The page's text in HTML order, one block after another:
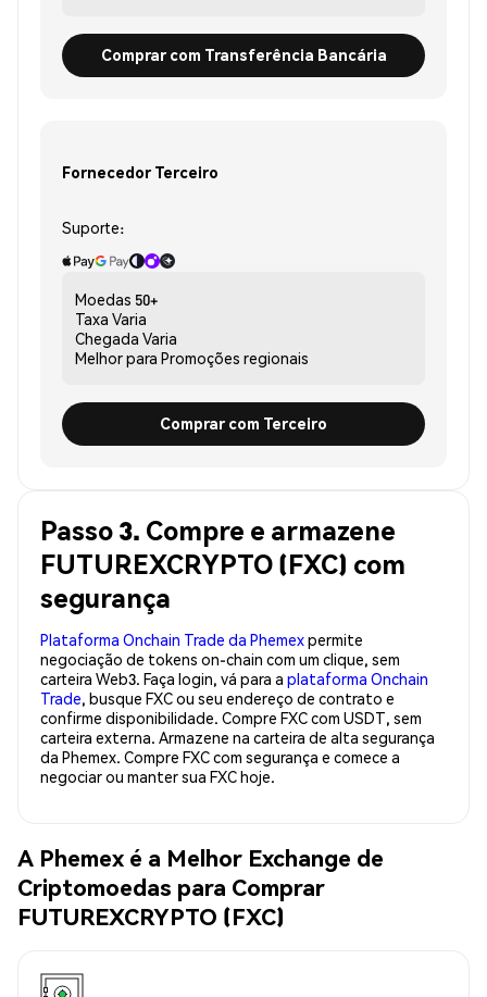
Comprar com Transferência Bancária
Fornecedor Terceiro
Suporte:
Moedas 50+
Taxa Varia
Chegada Varia
Melhor para Promoções regionais
Comprar com Terceiro
Passo 3. Compre e armazene
FUTUREXCRYPTO (FXC) com
segurança
Plataforma Onchain Trade da Phemexpermite
negociação de tokens on-chain com um clique, sem
carteira Web3. Faça login, vá para a plataforma Onchain
Trade, busque FXC ou seu endereço de contrato e
confirme disponibilidade. Compre FXC com USDT, sem
carteira externa. Armazene na carteira de alta segurança
da Phemex. Compre FXC com segurança e comece a
negociar ou manter sua FXC hoje.
A Phemex é a Melhor Exchange de
Criptomoedas para Comprar
FUTUREXCRYPTO (FXC)